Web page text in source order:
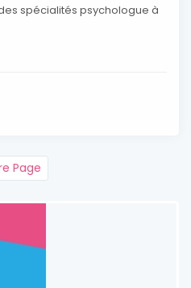
spécialités psychologue à
Page